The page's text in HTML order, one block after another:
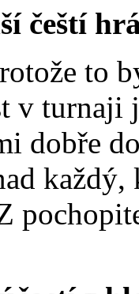
čeští
to
v turnaji
dobře